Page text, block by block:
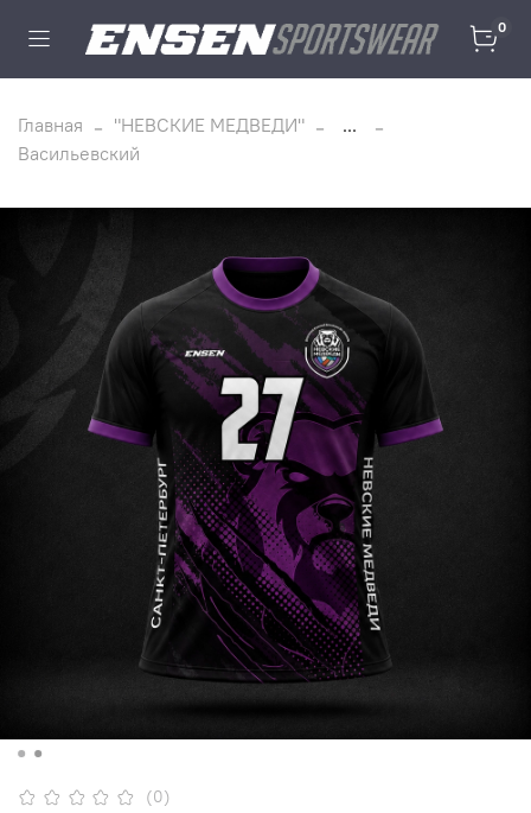
0
Главная "НЕВСКИЕ МЕДВЕДИ"
...
Васильевский
(0)